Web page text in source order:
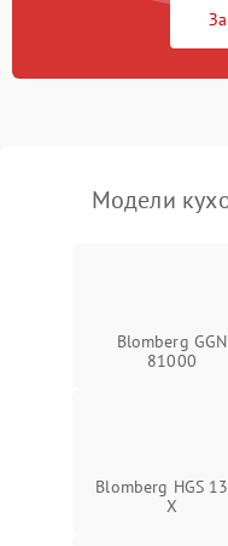
Модели
Blomberg GGN
81000
Blomberg HGS
X